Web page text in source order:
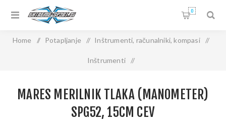
0
Home / Potapljanje / Inštrumenti, računalniki, kompasi /
Inštrumenti /
MARES MERILNIK TLAKA (MANOMETER)
SPG52, 15CM CEV